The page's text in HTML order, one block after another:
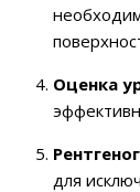
Оценка
для